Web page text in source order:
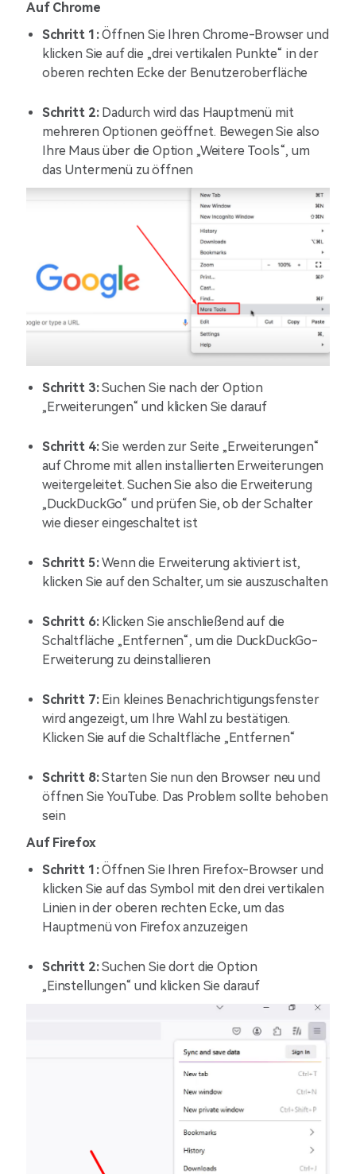
Auf Chrome
Schritt 1:Öffnen Sie Ihren Chrome-Browser und
klicken Sie auf die „drei vertikalen Punkte“ in der
oberen rechten Ecke der Benutzeroberfläche
Schritt 2:Dadurch wird das Hauptmenü mit
mehreren Optionen geöffnet. Bewegen Sie also
Ihre Maus über die Option „Weitere Tools“, um
das Untermenü zu öffnen
Schritt 3:Suchen Sie nach der Option
„Erweiterungen“ und klicken Sie darauf
Schritt 4:Sie werden zur Seite „Erweiterungen“
auf Chrome mit allen installierten Erweiterungen
weitergeleitet. Suchen Sie also die Erweiterung
„DuckDuckGo“ und prüfen Sie, ob der Schalter
wie dieser eingeschaltet ist
Schritt 5:Wenn die Erweiterung aktiviert ist,
klicken Sie auf den Schalter, um sie auszuschalten
Schritt 6:Klicken Sie anschließend auf die
Schaltfläche „Entfernen“, um die DuckDuckGo-
Erweiterung zu deinstallieren
Schritt 7:Ein kleines Benachrichtigungsfenster
wird angezeigt, um Ihre Wahl zu bestätigen.
Klicken Sie auf die Schaltfläche „Entfernen“
Schritt 8:Starten Sie nun den Browser neu und
öffnen Sie YouTube. Das Problem sollte behoben
sein
Auf Firefox
Schritt 1:Öffnen Sie Ihren Firefox-Browser und
klicken Sie auf das Symbol mit den drei vertikalen
Linien in der oberen rechten Ecke, um das
Hauptmenü von Firefox anzuzeigen
Schritt 2:Suchen Sie dort die Option
„Einstellungen“ und klicken Sie darauf